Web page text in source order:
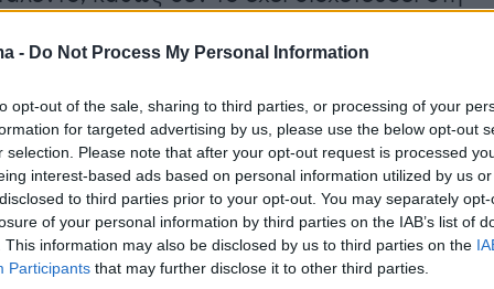
- Do Not Process My Personal Information
opt-out of the sale, sharing to third parties, or processing of your
for targeted advertising by us, please use the below opt-out
selection. Please note that after your opt-out request is processed
interest-based ads based on personal information utilized by us
to third parties prior to your opt-out. You may separately
of your personal information by third parties on the IAB’s list of
This information may also be disclosed by us to third parties on the
Participants that may further disclose it to other third parties.
πάρα πολύ έξυπνη, έχει αδικηθεί αυτό το
της επιτυχία, που ήταν κωμωδία, ενώ πριν
του χιονιού σε αυτά που έπαιζε. Έχει
από ηλιθότητά της δεν έχει γράψει. Αν
πιστεύω θα ήταν ένα όνομα όπως
Καπουτζίδης. Δεν έχεις ιδέα για το τι
Είναι καλή σε κάτι που δεν κάνει και δεν της